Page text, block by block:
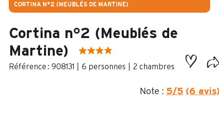
CORTINA N°2 (MEUBLÉS DE MARTINE)
Cortina n°2 (Meublés de
Martine)
: 908131 6 personnes 2 chambres
Note : 5/5 (6